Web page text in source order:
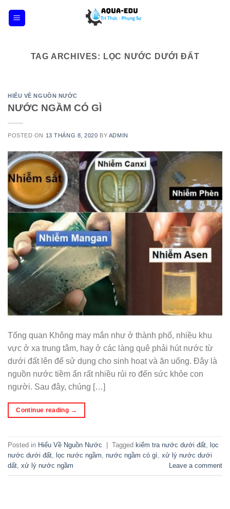
TAG ARCHIVES: LỌC NƯỚC DƯỚI ĐẤT
HIỂU VỀ NGUỒN NƯỚC
NƯỚC NGẦM CÓ GÌ
POSTED ON 13 THÁNG 8, 2020 BY ADMIN
Tổng quan Không may mắn như ở thành phố, nhiều khu
vực ở xa trung tâm, hay ở các làng quê phải hút nước từ
dưới đất lên để sử dụng cho sinh hoạt và ăn uống. Đây là
nguồn nước tiềm ẩn rất nhiều rủi ro đến sức khỏe con
người. Sau đây, chúng […]
Continue reading →
Posted in Hiểu Về Nguồn Nước Tagged kiểm tra nước dưới đất
lọc
nước dưới đất
lọc nước ngầm nước ngầm có gì xử lý nước dưới
dất xử lý nước ngầm Leave a comment